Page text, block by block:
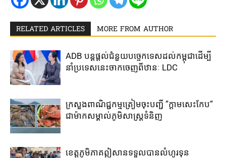
RELATED ARTICLES MORE FROM AUTHOR
ADB បន្ត​ផ្តល់​ជំនួយ​បច្ចេកទេស​ដល់​កម្ពុជា​ដើម្បី​
នាំ​ប្រទេស​នេះ​ចាក​ចេញ​ពី​ឋានៈ LDC
ក្រសួងពាណិជ្ជកម្ម​ត្រៀម​ចុះបញ្ជី​ ​”ក្តាមសេះកែប”​
ជា​ម៉ាក​សម្គាល់​ភូមិ​សាស្រ្ត​ទំនិញ​
ខេត្ត​ភូមិភាគឦសាន​ទទួល​បាន​លំហូរទុន​